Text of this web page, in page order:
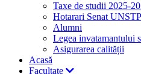
Taxe de studii 2025-
Hotarari Senat
Alumni
Legea invatamantului
Asigurarea calității
Acasă
Facultate